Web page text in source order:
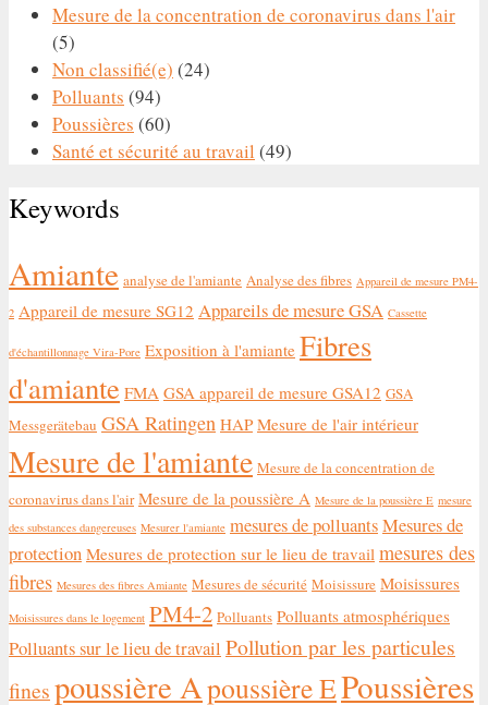
Mesure de la concentration de coronavirus dans l'air
(5)
Non classifié(e) (24)
Polluants (94)
Poussières (60)
Santé et sécurité au travail (49)
Keywords
Amiante analyse de l'amiante Analyse des fibres Appareil de mesure PM4-
2 Appareil de mesure SG12 Appareils de mesure GSA Cassette
d'échantillonnage Vira-Pore Exposition à l'amiante Fibres
d'amiante FMA GSA appareil de mesure GSA12 GSA
Messgerätebau GSA Ratingen HAP Mesure de l'air intérieur
Mesure de l'amiante Mesure de la concentration de
coronavirus dans l'air Mesure de la poussière A Mesure de la poussière E mesure
des substances dangereuses Mesurer l'amiante mesures de polluantsMesures de
protection Mesures de protection sur le lieu de travail mesures des
fibres Mesures des fibres Amiante Mesures de sécurité Moisissure Moisissures
Moisissures dans le logement PM4-2 Polluants Polluants atmosphériques
Polluants sur le lieu de travail Pollution par les particules
finespoussière Apoussière EPoussières